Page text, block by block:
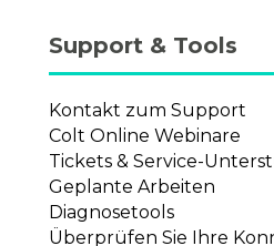
Support & Tools
Kontakt zum Support
Colt Online Webinare
Tickets & Service-
Geplante Arbeiten
Diagnosetools
Überprüfen Sie Ihre